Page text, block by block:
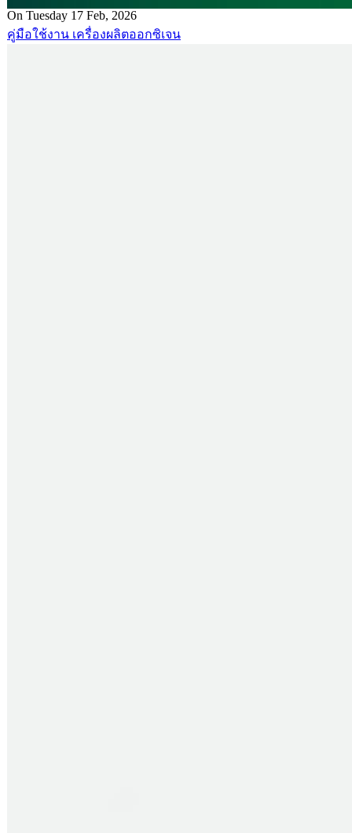
On Tuesday 17 Feb, 2026
คู่มือใช้งาน เครื่องผลิตออกซิเจน